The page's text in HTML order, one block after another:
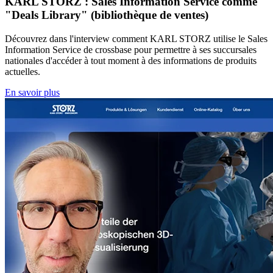
"Deals Library" (bibliothèque de ventes)
Découvrez dans l'interview comment KARL STORZ utilise le Sales
Information Service de crossbase pour permettre à ses succursales
nationales d'accéder à tout moment à des informations de produits
actuelles.
En savoir plus